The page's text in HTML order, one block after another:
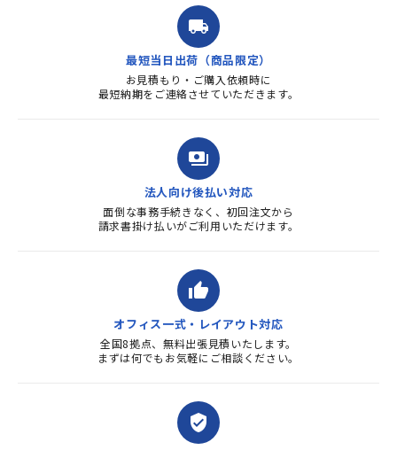
ました。商品到着も早く、品
質・使いやすさで満足していま
す。また、リピートするときは
よろしくお...
local_shipping
最短当日出荷（商品限定）
お見積もり・ご購入依頼時に
最短納期をご連絡させていただきます。
payments
法人向け後払い対応
面倒な事務手続きなく、初回注文から
請求書掛け払いがご利用いただけます。
thumb_up
オフィス一式・レイアウト対応
全国8拠点、無料出張見積いたします。
まずは何でもお気軽にご相談ください。
verified_user